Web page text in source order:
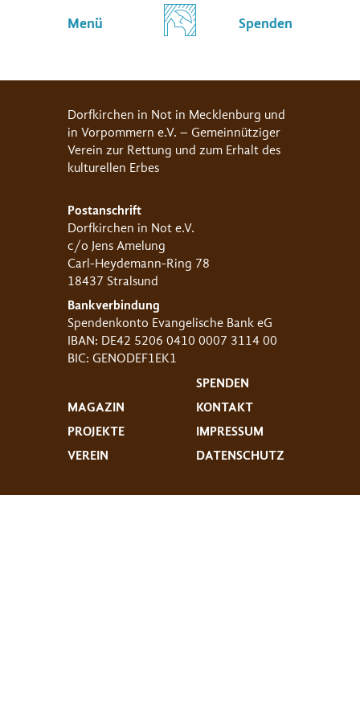
Menü Spenden
Dorfkirchen in Not in Mecklenburg und
in Vorpommern e.V. – Gemeinnütziger
Verein zur Rettung und zum Erhalt des
kulturellen Erbes
Postanschrift
Dorfkirchen in Not e.V.
c/o Jens Amelung
Carl-Heydemann-Ring 78
18437 Stralsund
Bankverbindung
Spendenkonto Evangelische Bank eG
IBAN: DE42 5206 0410 0007 3114 00
BIC: GENODEF1EK1
MAGAZIN
PROJEKTE
VEREIN
SPENDEN
KONTAKT
IMPRESSUM
DATENSCHUTZ